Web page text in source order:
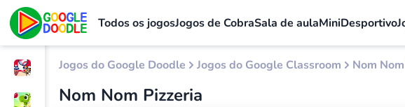
Todos os jogosJogos de CobraSala de aulaMiniDesportivo
Jogos do Google Doodle Jogos do Google Classroom Nom
Nom Nom Pizzeria